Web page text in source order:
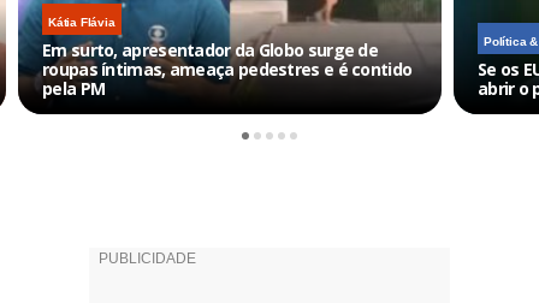
Kátia Flávia
Em surto, apresentador da Globo surge de
roupas íntimas, ameaça pedestres e é contido
pela PM
Política
Se os
abrir o